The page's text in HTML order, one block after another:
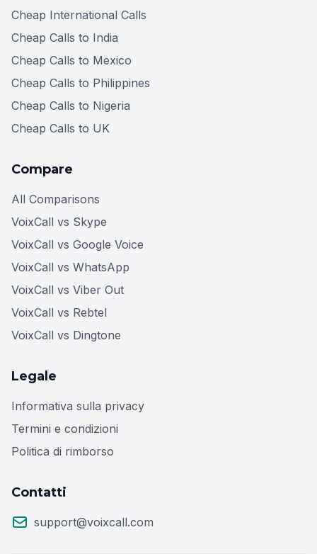
Cheap International Calls
Cheap Calls to India
Cheap Calls to Mexico
Cheap Calls to Philippines
Cheap Calls to Nigeria
Cheap Calls to UK
Compare
All Comparisons
VoixCall vs Skype
VoixCall vs Google Voice
VoixCall vs WhatsApp
VoixCall vs Viber Out
VoixCall vs Rebtel
VoixCall vs Dingtone
Legale
Informativa sulla privacy
Termini e condizioni
Politica di rimborso
Contatti
support@voixcall.com